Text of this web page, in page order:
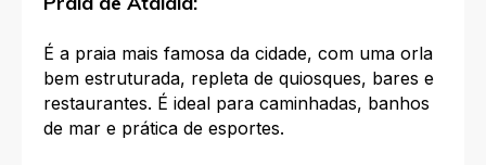
É a praia mais famosa da cidade, com uma orla
bem estruturada, repleta de quiosques, bares e
restaurantes. É ideal para caminhadas, banhos
de mar e prática de esportes.